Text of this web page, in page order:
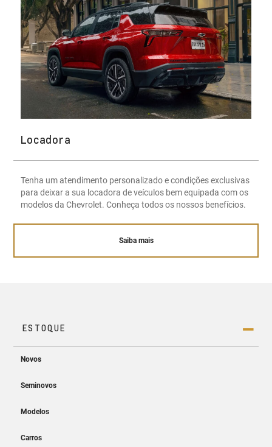
Locadora
Tenha um atendimento personalizado e condições exclusivas
para deixar a sua locadora de veículos bem equipada com os
modelos da Chevrolet. Conheça todos os nossos benefícios.
Saiba mais